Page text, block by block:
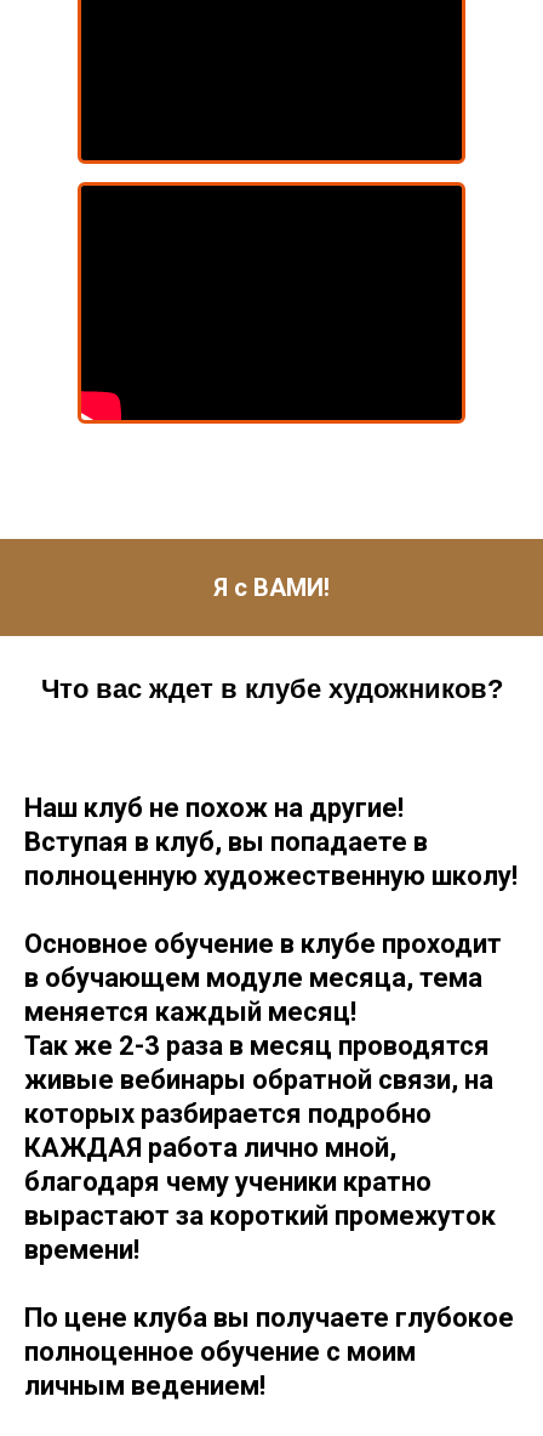
Я с ВАМИ!
Что вас ждет в клубе художников?
Наш клуб не похож на другие!
Вступая в клуб, вы попадаете в
полноценную художественную школу!
Основное обучение в клубе проходит
в обучающем модуле месяца, тема
меняется каждый месяц!
Так же 2-3 раза в месяц проводятся
живые вебинары обратной связи, на
которых разбирается подробно
КАЖДАЯ работа лично мной,
благодаря чему ученики кратно
вырастают за короткий промежуток
времени!
По цене клуба вы получаете глубокое
полноценное обучение с моим
личным ведением!